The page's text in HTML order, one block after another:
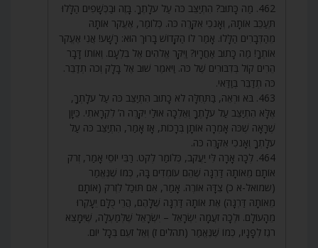
462. מַה כָּתוּב? הִתְיַצֵּב כֹּה עַל עֹלָתֶךָ. בָּזֶה וּבַכְּשָׁפִים הַלָּלוּ
תְּעַכֵּב אוֹתָהּ, וְאָנֹכִי אִקָּרֶה כֹּה. כְּלוֹמַר, אֶעֱקֹר אוֹתָהּ
מֵהַדְּבָרִים הַלָּלוּ. אָמַר לוֹ הַקָּדוֹשׁ בָּרוּךְ הוּא: רָשָׁע! אֲנִי אֶעֱקֹר
אוֹתְךָ! מַה כָּתוּב אַחֲרָיו? וַיִּקָּר אֱלֹהִים אֶל בִּלְעָם. וְאוֹתוֹ דָּבָר
הֵרִים קוֹל בְּדִבּוּרִים שֶׁל כֹּה. וַיֹּאמֶר שׁוּב אֶל בָּלָק וְכֹה תְדַבֵּר.
כֹּה תְדַבֵּר בְּוַדַּאי.
463. בֹּא וּרְאֵה, בַּתְּחִלָּה לֹא כָתוּב הִתְיַצֵּב כֹּה עַל עֹלָתְךָ,
אֶלָּא הִתְיַצֵּב עַל עֹלָתֶךָ וְאֵלְכָה אוּלַי יִקָּרֶה ה’ לִקְרָאתִי. כֵּיוָן
שֶׁרָאָה שֶׁכֹּה אָמְרָה אוֹתָן בְּרָכוֹת, אָז אָמַר, הִתְיַצֵּב כֹּה עַל
עֹלָתְךָ וְאָנֹכִי אִקָּרֶה כֹּה.
464. לְכָה אָרָה לִּי יַעֲקֹב, כְּלוֹמַר לְקֹט. רַבִּי יוֹסֵי אָמַר, זְרֹק
אוֹתָם מֵאוֹתָהּ דַּרְגָּה שֶׁהֵם עוֹמְדִים בָּהּ, כְּמוֹ שֶׁנֶּאֱמַר
(שמואל-א כ) צִדָּהּ אוֹרֶה. אָמַר, אִם תּוּכַל לִזְרֹק (אוֹתָם
מֵאוֹתָהּ דַּרְגָּה) אֶת אוֹתָהּ דַּרְגָּה שֶׁלָּהֶם, הֲרֵי כֻּלָּם יֵעָקְרוּ
מֵהָעוֹלָם. וּלְכָה זֹעֲמָה יִשְׂרָאֵל – יִשְׂרָאֵל שֶׁלְּמַעְלָה, שֶׁיִּמָּצֵא
רֹגֶז לְפָנָיו, כְּמוֹ שֶׁנֶּאֱמַר (תהלים ז) וְאֵל זֹעֵם בְּכָל יוֹם.